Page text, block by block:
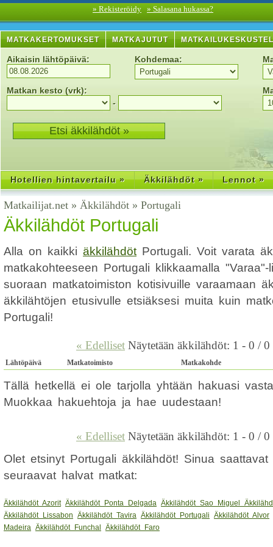
» Rekisteröidy » Salasana hukassa?
MATKAKERTOMUKSET MATKAJUTUT
Aikaisin lähtöpäivä: Kohdemaa:
Matkan kesto (vrk):
-
Hotellien hintavertailu » Äkkilähdöt » Lennot »
Matkailijat.net » Äkkilähdöt » Portugali
Äkkilähdöt Portugali
Alla on kaikki äkkilähdöt Portugali. Voit varata
matkakohteeseen Portugali klikkaamalla
suoraan matkatoimiston kotisivuille varaamaan
äkkilähtöjen etusivulle etsiäksesi muita kuin
Portugali!
« Edelliset Näytetään äkkilähdöt: 1 - 0 / 0
Lähtöpäivä Matkatoimisto Matkakohde
Tällä hetkellä ei ole tarjolla yhtään hakuasi
Muokkaa hakuehtoja ja hae uudestaan!
« Edelliset Näytetään äkkilähdöt: 1 - 0 / 0
Olet etsinyt Portugali äkkilähdöt! Sinua
seuraavat halvat matkat:
Äkkilähdöt Azorit Äkkilähdöt Ponta Delgada Äkkilähdöt Sao Miguel
Äkkilähdöt Lissabon Äkkilähdöt Tavira Äkkilähdöt Portugali Äkkilähdöt Alvor
Madeira Äkkilähdöt Funchal Äkkilähdöt Faro